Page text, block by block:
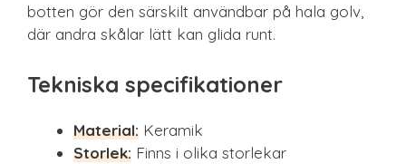
botten gör den särskilt användbar på hala golv,
där andra skålar lätt kan glida runt.
Tekniska specifikationer
Material: Keramik
Storlek: Finns i olika storlekar